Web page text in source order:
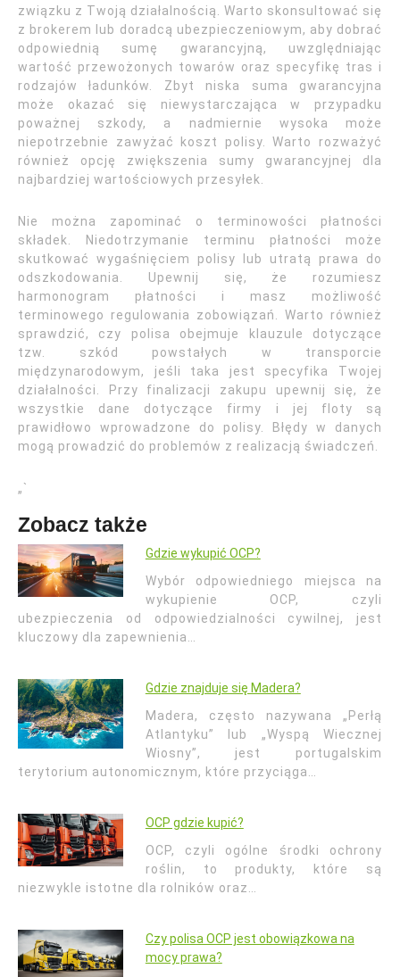
związku z Twoją działalnością. Warto skonsultować się
z brokerem lub doradcą ubezpieczeniowym, aby dobrać
odpowiednią sumę gwarancyjną, uwzględniając
wartość przewożonych towarów oraz specyfikę tras i
rodzajów ładunków. Zbyt niska suma gwarancyjna
może okazać się niewystarczająca w przypadku
poważnej szkody, a nadmiernie wysoka może
niepotrzebnie zawyżać koszt polisy. Warto rozważyć
również opcję zwiększenia sumy gwarancyjnej dla
najbardziej wartościowych przesyłek.
Nie można zapominać o terminowości płatności
składek. Niedotrzymanie terminu płatności może
skutkować wygaśnięciem polisy lub utratą prawa do
odszkodowania. Upewnij się, że rozumiesz
harmonogram płatności i masz możliwość
terminowego regulowania zobowiązań. Warto również
sprawdzić, czy polisa obejmuje klauzule dotyczące
tzw. szkód powstałych w transporcie
międzynarodowym, jeśli taka jest specyfika Twojej
działalności. Przy finalizacji zakupu upewnij się, że
wszystkie dane dotyczące firmy i jej floty są
prawidłowo wprowadzone do polisy. Błędy w danych
mogą prowadzić do problemów z realizacją świadczeń.
„`
Zobacz także
Gdzie wykupić OCP?
Wybór odpowiedniego miejsca na
wykupienie OCP, czyli
ubezpieczenia od odpowiedzialności cywilnej, jest
kluczowy dla zapewnienia…
Gdzie znajduje się Madera?
Madera, często nazywana „Perłą
Atlantyku” lub „Wyspą Wiecznej
Wiosny”, jest portugalskim
terytorium autonomicznym, które przyciąga…
OCP gdzie kupić?
OCP, czyli ogólne środki ochrony
roślin, to produkty, które są
niezwykle istotne dla rolników oraz…
Czy polisa OCP jest obowiązkowa na
mocy prawa?